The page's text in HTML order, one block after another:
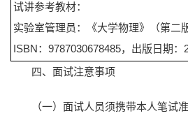
试讲参考教材：
实验室管理员：《大学物理》（第二
ISBN：9787030678485，出版日期：
四、面试注意事项
（一）面试人员须携带本人笔试